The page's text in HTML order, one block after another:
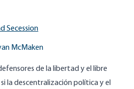
Secession
McMaken
de la libertad y el libre
la descentralización política y el